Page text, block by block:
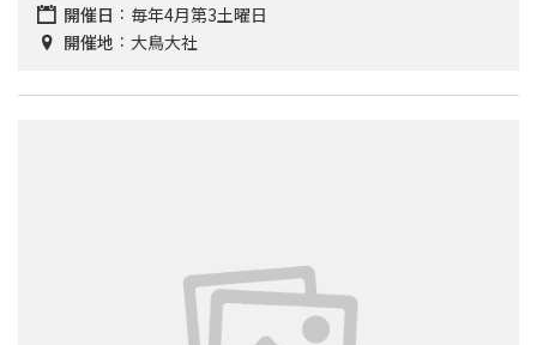
開催日
毎年4月第3土曜日
開催地
大鳥大社